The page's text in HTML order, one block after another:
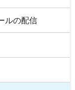
ルの配信